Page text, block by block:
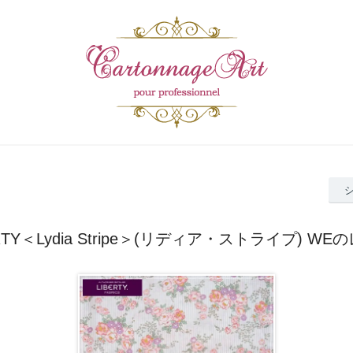
＜Lydia Stripe＞(リディア・ストライプ) WEの